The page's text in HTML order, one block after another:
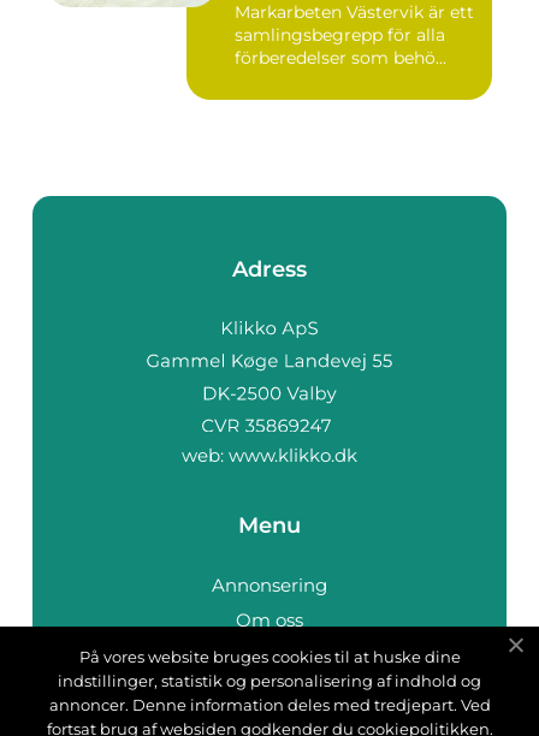
Markarbeten Västervik är ett
samlingsbegrepp för alla
förberedelser som behö...
Adress
web: www.klikko.dk
Menu
Annonsering
Om oss
Cookies
Kontakta oss
Sitemap
På vores website bruges cookies til at huske dine
indstillinger, statistik og personalisering af indhold og
annoncer. Denne information deles med tredjepart. Ved
fortsat brug af websiden godkender du cookiepolitikken.